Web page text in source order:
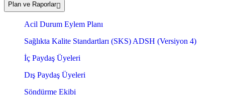
Plan ve Raporlar
Acil Durum Eylem Planı
Sağlıkta Kalite Standartları (SKS) ADSH (Versiyon 4)
İç Paydaş Üyeleri
Dış Paydaş Üyeleri
Söndürme Ekibi